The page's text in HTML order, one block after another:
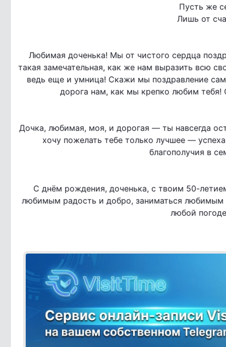
Пусть же
Лишь от
Любимая доченька! Мы от чистого сердца
такая замечательная, как же нам выразить всю
ведь еще и умница! Скажи мы поздравление
дорога нам, как мы крепко любим тебя!
Дочка, любимая, моя, и дорогая — ты навсегда
хочу пожелать тебе только лучшее —
благополучия в
С днём рождения, доченька, с твоим 50-
любимым радость и добро, заниматься любимым
любой